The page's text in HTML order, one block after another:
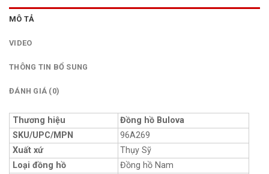
MÔ TẢ
VIDEO
THÔNG TIN BỔ SUNG
ĐÁNH GIÁ (0)
Thương hiệu
Đồng hồ Bulova
SKU/UPC/MPN
96A269
Xuất xứ
Thụy Sỹ
Loại đồng hồ
Đồng hồ Nam